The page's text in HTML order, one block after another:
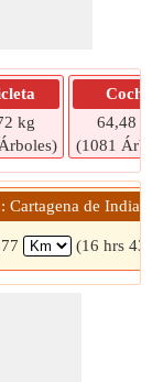
kg
Coche
64,48 kg
(1081
Cartagena de Indias
(16 hrs 43